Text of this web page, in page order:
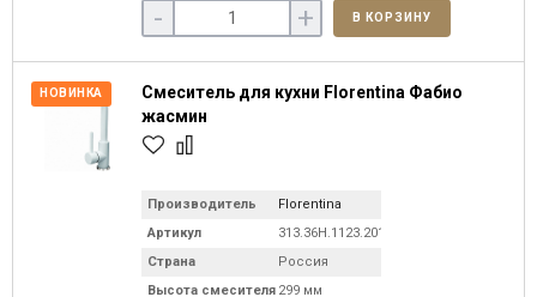
- + В КОРЗИНУ
НОВИНКА
Смеситель для кухни Florentina Фабио
жасмин
Производитель
Florentina
Артикул
313.36H.1123.201
Страна
Россия
Высота смесителя 299 мм